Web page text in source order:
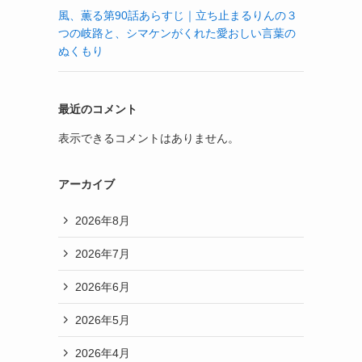
風、薫る第90話あらすじ｜立ち止まるりんの３
つの岐路と、シマケンがくれた愛おしい言葉の
ぬくもり
最近のコメント
表示できるコメントはありません。
アーカイブ
2026年8月
2026年7月
2026年6月
2026年5月
2026年4月